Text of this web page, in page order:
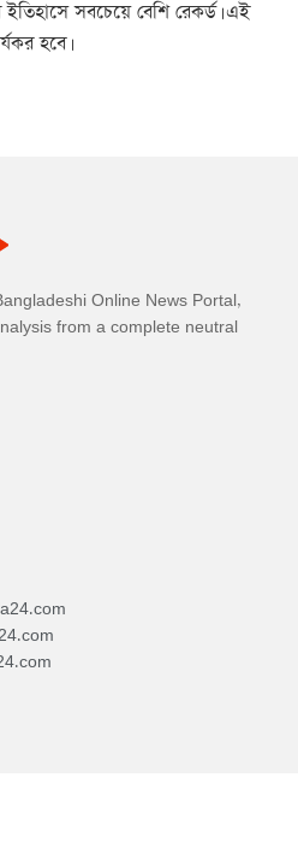
সবচেয়ে বেশি রেকর্ড। এই
হবে।
Online News Portal,
from a complete neutral